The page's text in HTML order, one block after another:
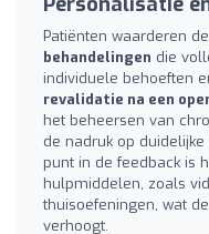
Patiënten waarderen de
behandelingen die
individuele behoeften
revalidatie na een
het beheersen van
de nadruk op
punt in de feedback is
hulpmiddelen, zoals
thuisoefeningen, wat
verhoogt.